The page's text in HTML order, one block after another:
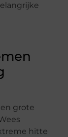
grote
hitte